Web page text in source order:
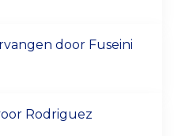
door Fuseini
Rodriguez